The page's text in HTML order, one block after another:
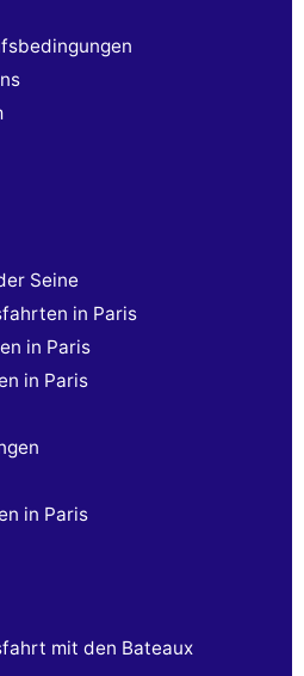
Seine
in Paris
in Paris
in Paris
in Paris
mit den Bateaux